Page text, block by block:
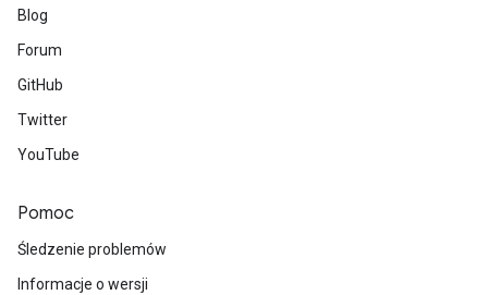
Blog
Forum
GitHub
Twitter
YouTube
Pomoc
Śledzenie problemów
Informacje o wersji